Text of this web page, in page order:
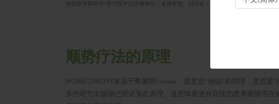
传统医学和补充/替代医学的法律地位：全球审查。日内瓦：世界卫生组织; 2001年加拿
顺势疗法的原理
HOMEOPATHY来源于希腊语homeo，意思是“相似”和同理，意思
多的研究出版物已经证实此原理。这意味着患有症状的患者能够用